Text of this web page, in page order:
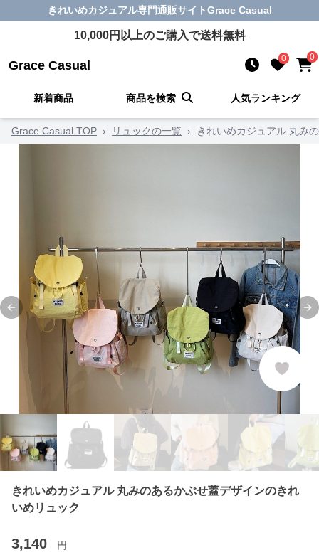
きれいめカジュアル専門通販サイトGrace Casual
10,000円以上のご購入で送料無料
Grace Casual 0 0
新着商品 商品を検索 人気ランキング
Grace Casual TOP › リュックの一覧 › きれいめカジュアル 丸み
Previous slide
きれいめカジュアル 丸みのあるかぶせ蓋デザインのきれ
いめリュック
3,140 円